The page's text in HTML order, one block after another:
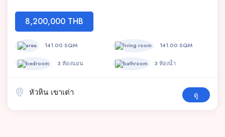
8,200,000 THB
141.00 SQM 141.00 SQM
3 ห้องนอน 3 ห้องน้ำ
หัวหิน เขาเต่า ดู